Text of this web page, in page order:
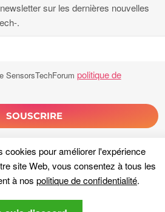
cookies pour améliorer l'expérience
site Web, vous consentez à tous les
à nos politique de confidentialité.
sur les dernières nouvelles
.
SensorsTechForum politique de